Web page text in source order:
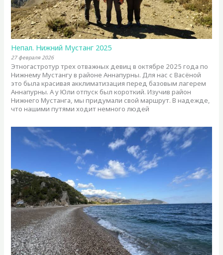
Непал. Нижний Мустанг 2025
27 февраля 2026
Этногастротур трех отважных девиц в октябре 2025 года по
Нижнему Мустангу в районе Аннапурны. Для нас с Васёной
это была красивая акклиматизация перед базовым лагерем
Аннапурны. А у Юли отпуск был короткий. Изучив район
Нижнего Мустанга, мы придумали свой маршрут. В надежде,
что нашими путями ходит немного людей